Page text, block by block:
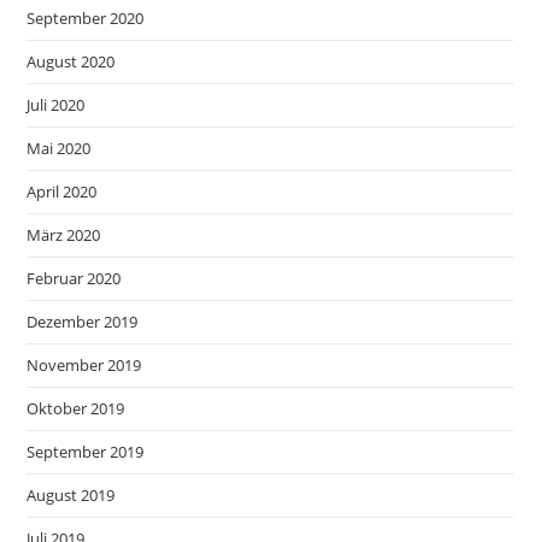
September 2020
August 2020
Juli 2020
Mai 2020
April 2020
März 2020
Februar 2020
Dezember 2019
November 2019
Oktober 2019
September 2019
August 2019